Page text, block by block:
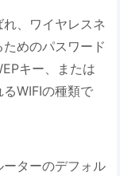
、ワイヤレスネ
めのパスワード
キー、または
WIFIの種類で
ターのデフォル